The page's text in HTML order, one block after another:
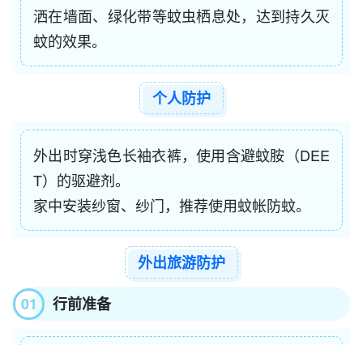
洒在墙面、绿化带等蚊虫栖息处，达到持久灭
蚊的效果。
个人防护
外出时穿浅色长袖衣裤，使用含避蚊胺 （DEE
T） 的驱避剂。
家中安装纱窗、纱门，推荐使用蚊帐防蚊。
外出旅游防护
01
行前准备